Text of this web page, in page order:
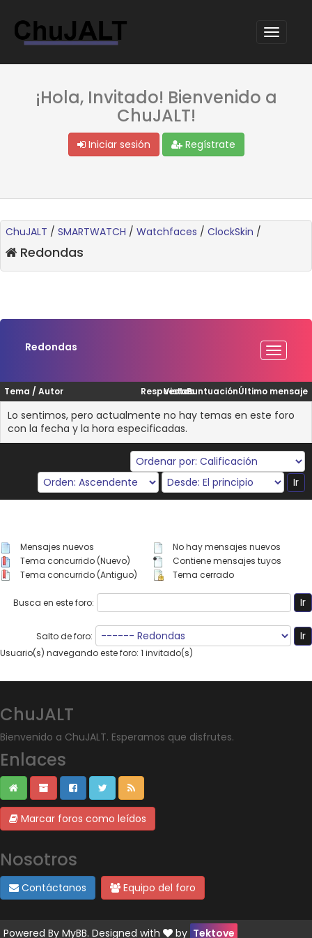
¡Hola, Invitado! Bienvenido a
ChuJALT!
Iniciar sesión Regístrate
ChuJALT / SMARTWATCH / Watchfaces / ClockSkin /
Redondas
Redondas
Tema / Autor Respuestas
VistasPuntuaciónÚltimo mensaje
Lo sentimos, pero actualmente no hay temas en este foro
con la fecha y la hora especificadas.
Mensajes nuevos
Tema concurrido (Nuevo)
Tema concurrido (Antiguo)
No hay mensajes nuevos
Contiene mensajes tuyos
Tema cerrado
Busca en este foro:
Salto de foro:
Usuario(s) navegando este foro: 1 invitado(s)
ChuJALT
Bienvenido a ChuJALT. Esperamos que disfrutes.
Enlaces
Marcar foros como leídos
Nosotros
Contáctanos Equipo del foro
Powered By MyBB. Designed with by Tektove